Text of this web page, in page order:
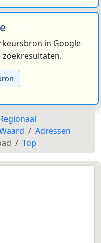
in Google
zoekresultaten.
Adressen
Top